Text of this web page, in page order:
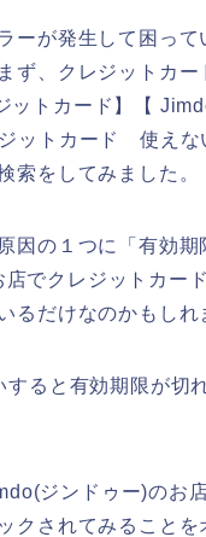
ーが発生して困っ
ず、クレジットカ
トカード】【
ットカード 使えな
をしてみました。
因の１つに「有効期
でクレジットカー
るだけなのかもしれ
ると有効期限が切
ジンドゥー)のお
クされてみることを